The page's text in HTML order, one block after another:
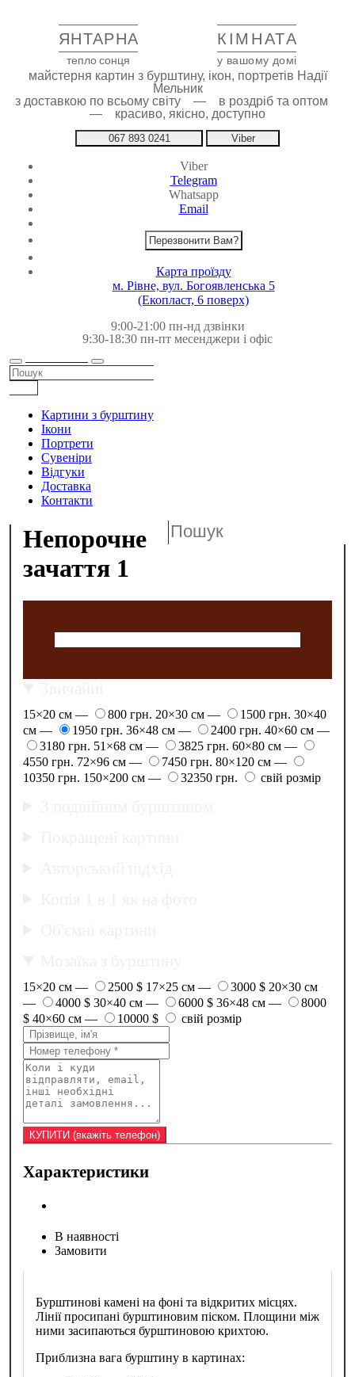
ЯНТАРНА КІМНАТА
тепло сонця у вашому домі
майстерня картин з бурштину, ікон, портретів Надії
Мельник
з доставкою по всьому світу — в роздріб та оптом
— красиво, якісно, доступно
067 893 0241 Viber
Viber
Telegram
Whatsapp
Email
Перезвонити Вам?
Карта проїзду
м. Рівне, вул. Богоявленська 5
(Екопласт, 6 поверх)
9:00-21:00 пн-нд дзвінки
9:30-18:30 пн-пт месенджери і офіс
Картини з бурштину
Ікони
Портрети
Сувеніри
Відгуки
Доставка
Контакти
Непорочне
зачаття 1
15×20 см — 800 грн. 20×30 см — 1500 грн. 30×40
см —
1950 грн. 36×48 см — 2400 грн. 40×60 см —
3180 грн. 51×68 см — 3825 грн. 60×80 см —
4550 грн. 72×96 см — 7450 грн. 80×120 см —
10350 грн. 150×200 см — 32350 грн. свій розмір
15×20 см — 2500 $ 17×25 см — 3000 $ 20×30 см
—
4000 $ 30×40 см — 6000 $ 36×48 см —
8000
$ 40×60 см — 10000 $ свій розмір
Характеристики
В наявності
Замовити
Бурштинові камені на фоні та відкритих місцях.
Лінії просипані бурштиновим піском. Площини між
ними засипаються бурштиновою крихтою.
Приблизна вага бурштину в картинах: